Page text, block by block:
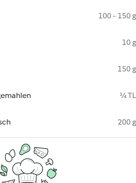
100 - 150 g
10 g
150 g
¼ TL
200 g